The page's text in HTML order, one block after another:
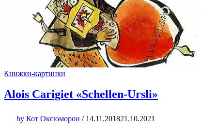
Книжки-картинки
Alois Carigiet «Schellen-Ursli»
by Кот Оксюморон / 14.11.201821.10.2021